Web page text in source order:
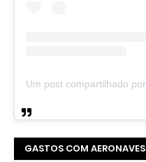
GASTOS COM AERONAVES